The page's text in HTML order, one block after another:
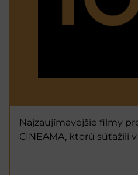
Najzaujímavejšie filmy
CINEAMA, ktorú súťažili